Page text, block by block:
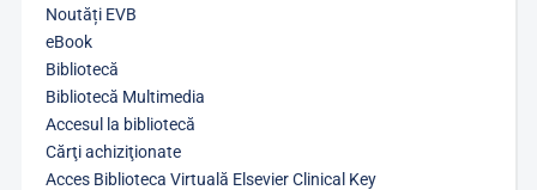
Noutăți EVB
eBook
Bibliotecă
Bibliotecă Multimedia
Accesul la bibliotecă
Cărţi achiziţionate
Acces Biblioteca Virtuală Elsevier Clinical Key